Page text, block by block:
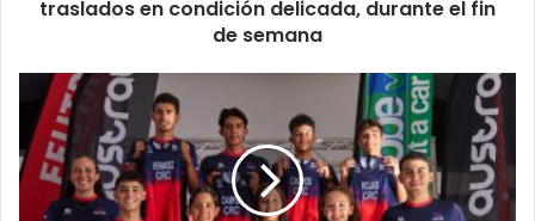
delicada,
semana
traslados en condición delicada, durante el fin
de semana
Selecciones
Nacionales
de
Triatlón
vestirán
nueva